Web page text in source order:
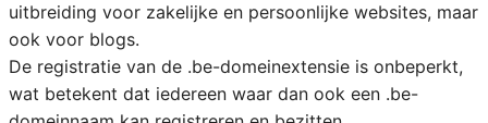
uitbreiding voor zakelijke en persoonlijke websites, maar
ook voor blogs.
De registratie van de .be-domeinextensie is onbeperkt,
wat betekent dat iedereen waar dan ook een .be-